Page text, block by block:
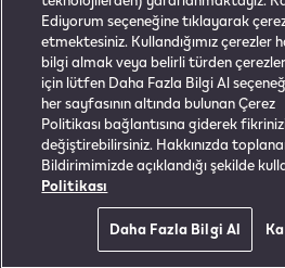
Giriş Yap Mağaza
Bu ürün risksiz değildir ve
iletir. Yalnızca yetişkin
Ediyorum seçeneğine tıklayarak çerez
etmektesiniz. Kullandığımız çerezler
bilgi almak veya belirli türden
için lütfen Daha Fazla Bilgi Al
her sayfasının altında bulunan Çerez
Politikası bağlantısına giderek
değiştirebilirsiniz. Hakkınızda
Bildirimimizde açıklandığı şekilde
Politikası
Daha Fazla Bilgi Al